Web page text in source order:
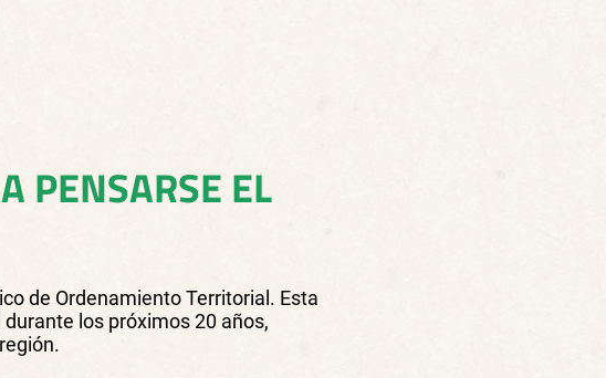
PENSARSE EL
de Ordenamiento Territorial. Esta
los próximos 20 años,